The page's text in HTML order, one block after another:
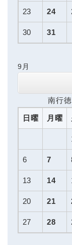
23 24
30 31
9月
南行
日曜 月曜
6 7
13 14
20 21
27 28